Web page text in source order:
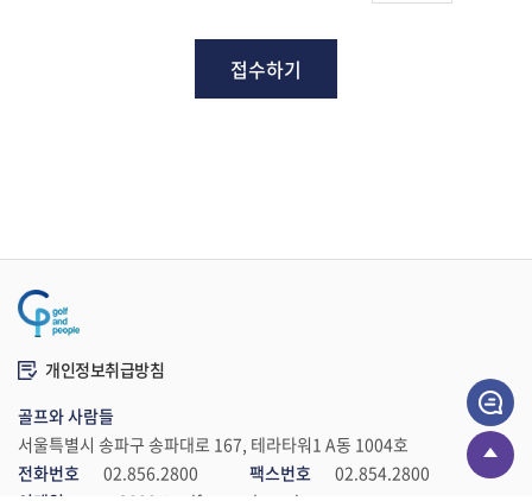
개인정보취급방침
골프와 사람들
서울특별시 송파구 송파대로 167, 테라타워1 A동 1004호
전화번호
02.856.2800 팩스번호
02.854.2800